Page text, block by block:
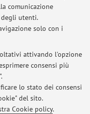
comunicazione
utenti.
solo con i
attivando l'opzione
consensi più
lo stato dei consensi
del sito.
Cookie policy.
avvisi.